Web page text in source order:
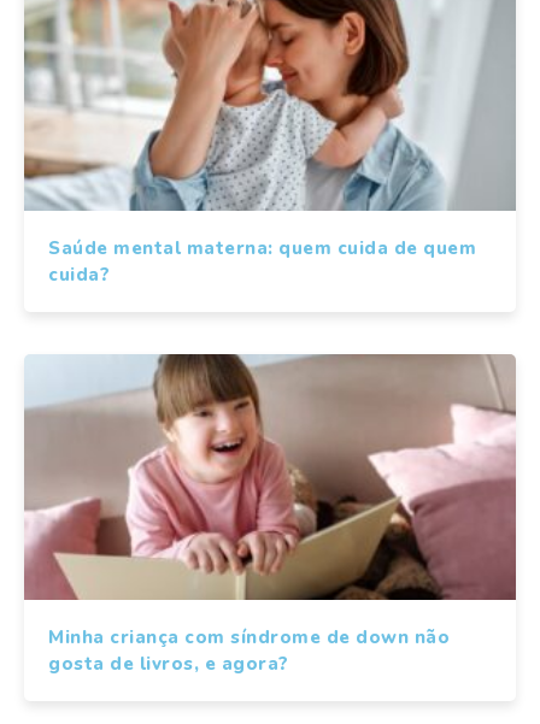
Saúde mental materna: quem cuida de quem
cuida?
Minha criança com síndrome de down não
gosta de livros, e agora?